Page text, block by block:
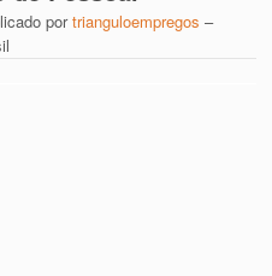
portrianguloempregos –